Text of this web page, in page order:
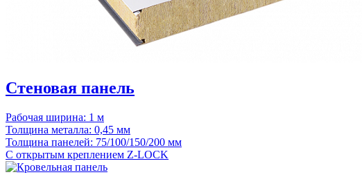
Стеновая панель
Рабочая ширина: 1 м
Толщина металла: 0,45 мм
Толщина панелей: 75/100/150/200 мм
С открытым креплением Z-LOCK